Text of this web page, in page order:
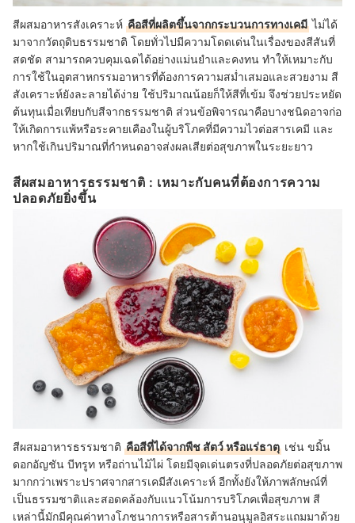
สีผสมอาหารสังเคราะห์ คือสีที่ผลิตขึ้นจากกระบวนการทางเคมี ไม่ได้
มาจากวัตถุดิบธรรมชาติ โดยทั่วไปมีความโดดเด่นในเรื่องของสีสันที่
สดชัด สามารถควบคุมเฉดได้อย่างแม่นยำและคงทน ทำให้เหมาะกับ
การใช้ในอุตสาหกรรมอาหารที่ต้องการความสม่ำเสมอและสวยงาม สี
สังเคราะห์ยังละลายได้ง่าย ใช้ปริมาณน้อยก็ให้สีที่เข้ม จึงช่วยประหยัด
ต้นทุนเมื่อเทียบกับสีจากธรรมชาติ ส่วนข้อพิจารณาคือบางชนิดอาจก่อ
ให้เกิดการแพ้หรือระคายเคืองในผู้บริโภคที่มีความไวต่อสารเคมี และ
หากใช้เกินปริมาณที่กำหนดอาจส่งผลเสียต่อสุขภาพในระยะยาว
สีผสมอาหารธรรมชาติ : เหมาะกับคนที่ต้องการความ
ปลอดภัยยิ่งขึ้น
สีผสมอาหารธรรมชาติ คือสีที่ได้จากพืช สัตว์ หรือแร่ธาตุ เช่น ขมิ้น
ดอกอัญชัน บีทรูท หรือถ่านไม้ไผ่ โดยมีจุดเด่นตรงที่ปลอดภัยต่อสุขภาพ
มากกว่าเพราะปราศจากสารเคมีสังเคราะห์ อีกทั้งยังให้ภาพลักษณ์ที่
เป็นธรรมชาติและสอดคล้องกับแนวโน้มการบริโภคเพื่อสุขภาพ สี
เหล่านี้มักมีคุณค่าทางโภชนาการหรือสารต้านอนุมูลอิสระแถมมาด้วย